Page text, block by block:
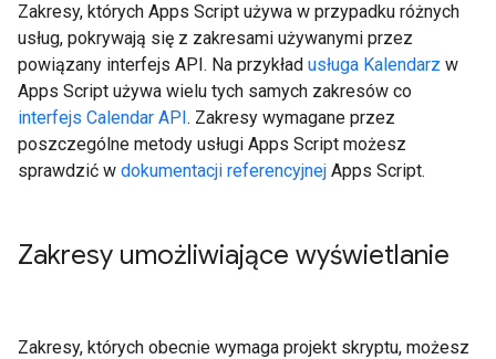
Zakresy, których Apps Script używa w przypadku różnych
usług, pokrywają się z zakresami używanymi przez
powiązany interfejs API. Na przykład usługa Kalendarz w
Apps Script używa wielu tych samych zakresów co
interfejs Calendar API. Zakresy wymagane przez
poszczególne metody usługi Apps Script możesz
sprawdzić w dokumentacji referencyjnej Apps Script.
Zakresy umożliwiające wyświetlanie
Zakresy, których obecnie wymaga projekt skryptu, możesz